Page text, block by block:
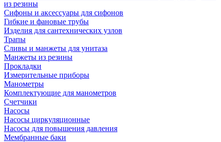
из резины
Сифоны и аксессуары для сифонов
Гибкие и фановые трубы
Изделия для сантехнических узлов
Трапы
Сливы и манжеты для унитаза
Манжеты из резины
Прокладки
Измерительные приборы
Манометры
Комплектующие для манометров
Счетчики
Насосы
Насосы циркуляционные
Насосы для повышения давления
Мембранные баки